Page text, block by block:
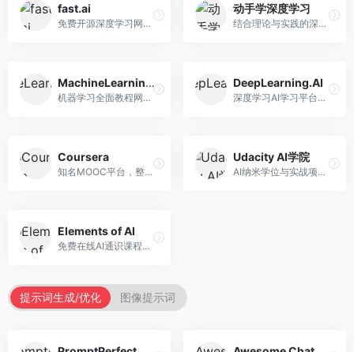
fast.ai
免费开源深度学习网站，专注于实用AI教学。面向开发者，提供免费深度学习课程、实战项目、代码库等资源，学习门槛低。
动手学深度学习
结合理论与实践的深度学习教材，专注于代码驱动学习。面向学生和开发者，提供深度学习理论、代码实现、练习题等资源，学习体验好。
MachineLearningMastery
机器学习全面教程网站，专注于实用技能教学。面向开发者，提供机器学习算法、Python实现、项目实战等教程，实用性强。
DeepLearning.AI
深度学习AI学习平台，由吴恩达创立。面向AI学习者，提供深度学习专项课程、AI新闻、技术社区等资源，课程质量权威。
Coursera
知名MOOC平台，整合全球顶尖大学课程资源。面向学习者，提供AI、机器学习、深度学习等课程，证书认可度高，课程质量专业。
Udacity AI学院
AI纳米学位与实战项目平台，专注于职业导向学习。面向AI从业者，提供机器学习、深度学习、计算机视觉等纳米学位，项目实战性强。
Elements of AI
免费在线AI通识课程，专注于AI基础知识普及。面向普通大众，提供AI概念、原理、应用等入门知识，语言通俗易懂。
提示词生成/优化 图像提示词